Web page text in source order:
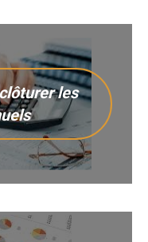
les